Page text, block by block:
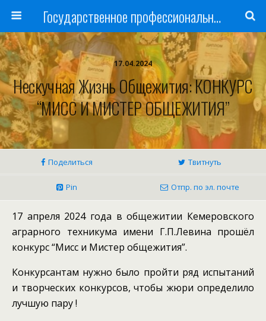
Государственное профессиональное образовательное учреждение
17.04.2024
Нескучная Жизнь Общежития: КОНКУРС
“МИСС И МИСТЕР ОБЩЕЖИТИЯ”
Поделиться Твитнуть
Pin Отпр. по эл. почте
17 апреля 2024 года в общежитии Кемеровского
аграрного техникума имени Г.П.Левина прошёл
конкурс “Мисс и Мистер общежития”.
Конкурсантам нужно было пройти ряд испытаний
и творческих конкурсов, чтобы жюри определило
лучшую пару !